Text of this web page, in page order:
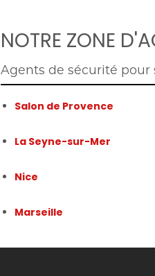
NOTRE ZONE
Agents de sécurité
Salon de Provence
La Seyne-sur-Mer
Nice
Marseille